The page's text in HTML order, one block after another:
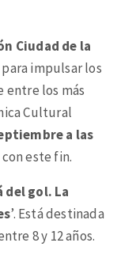
Ciudad de la
impulsar los
los más
Cultural
a las
este fin.
del gol. La
’. Está destinada
8 y 12 años.